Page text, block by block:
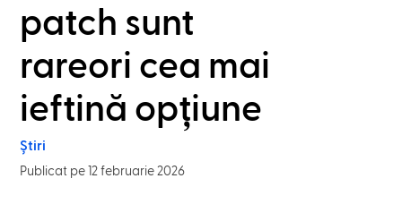
patch sunt
rareori cea mai
ieftină opțiune
Știri
Publicat pe 12 februarie 2026